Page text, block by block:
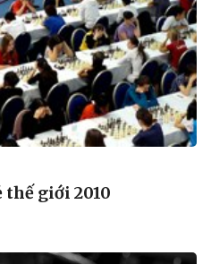
thế giới 2010